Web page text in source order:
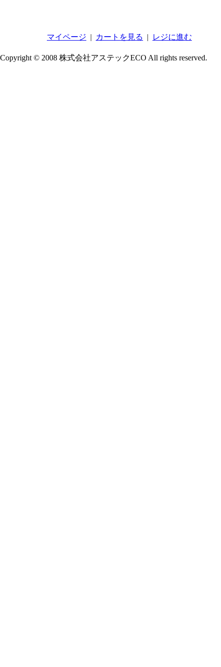
マイページ | カートを見る | レジに進む
Copyright © 2008 株式会社アステックECO All rights reserved.